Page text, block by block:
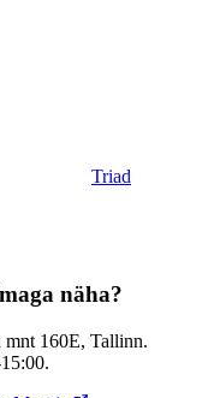
Triad
näha?
mnt 160E, Tallinn.